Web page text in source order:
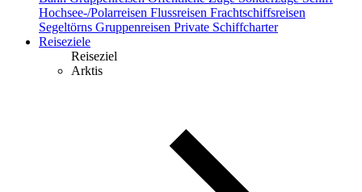
Hochsee-/Polarreisen Flussreisen Frachtschiffsreisen
Segeltörns Gruppenreisen Private Schiffcharter
Reiseziele
Reiseziel
Arktis